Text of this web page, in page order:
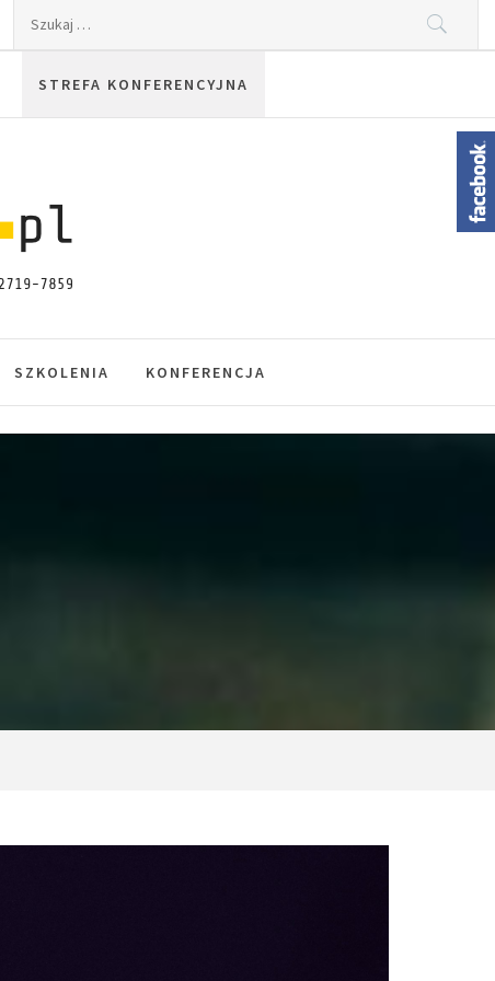
STREFA KONFERENCYJNA
SZKOLENIA KONFERENCJA